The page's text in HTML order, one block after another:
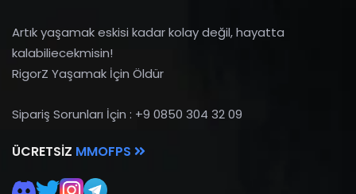
Artık yaşamak eskisi kadar kolay değil, hayatta
kalabiliecekmisin!
RigorZ Yaşamak İçin Öldür
Sipariş Sorunları İçin : +9 0850 304 32 09
ÜCRETSIZ MMOFPS